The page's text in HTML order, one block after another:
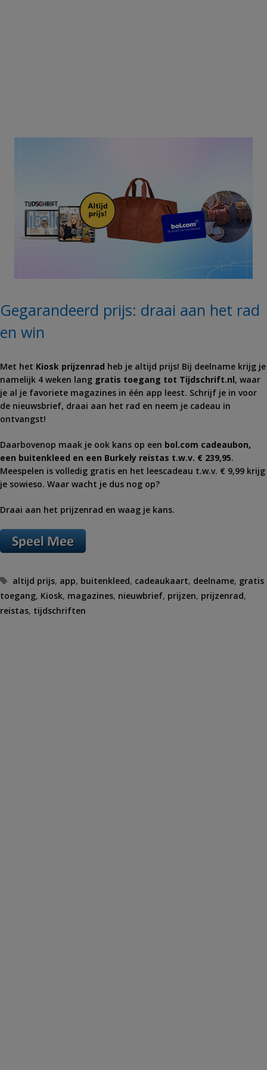
Gegarandeerd prijs: draai aan het rad
en win
Met het Kiosk prijzenrad heb je altijd prijs! Bij deelname krijg je
namelijk 4 weken lang gratis toegang tot Tijdschrift.nl, waar
je al je favoriete magazines in één app leest. Schrijf je in voor
de nieuwsbrief, draai aan het rad en neem je cadeau in
ontvangst!
Daarbovenop maak je ook kans op een bol⁣.com cadeaubon,
een buitenkleed en een Burkely reistas t.w.v. € 239,95.
Meespelen is volledig gratis en het leescadeau t.w.v. € 9,99 krijg
je sowieso. Waar wacht je dus nog op?
Draai aan het prijzenrad en waag je kans.
Tags
altijd prijs, app, buitenkleed, cadeaukaart, deelname, gratis
toegang, Kiosk, magazines, nieuwbrief, prijzen, prijzenrad,
reistas, tijdschriften